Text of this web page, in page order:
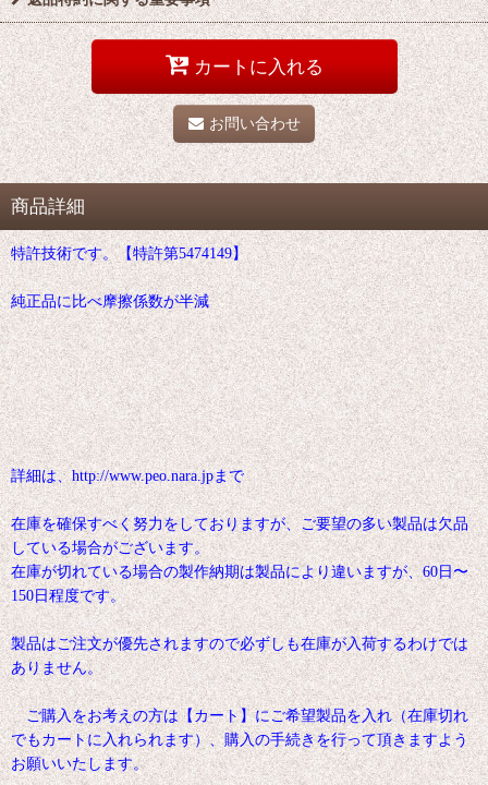
カートに入れる
お問い合わせ
商品詳細
特許技術です。【特許第5474149】
純正品に比べ摩擦係数が半減
詳細は、http://www.peo.nara.jpまで
在庫を確保すべく努力をしておりますが、ご要望の多い製品は欠品
している場合がございます。
在庫が切れている場合の製作納期は製品により違いますが、60日〜
150日程度です。
製品はご注文が優先されますので必ずしも在庫が入荷するわけでは
ありません。
ご購入をお考えの方は【カート】にご希望製品を入れ（在庫切れ
でもカートに入れられます）、購入の手続きを行って頂きますよう
お願いいたします。